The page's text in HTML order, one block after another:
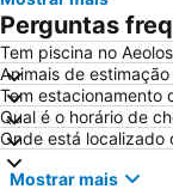
Syros Port
Elia
Mylos
1. Antanaklasis Music
Agrari
Perguntas
Tem piscina no
Animais de
Tem estacionamento
Qual é o horário de
Onde está localizado
Mostrar mais